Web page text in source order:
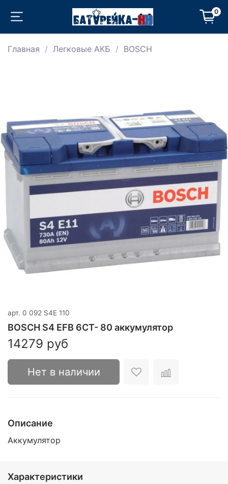
0
Главная Легковые АКБ BOSCH
арт. 0 092 S4E 110
BOSCH S4 EFB 6CT- 80 аккумулятор
14279 руб
Нет в наличии
Описание
Аккумулятор
Характеристики